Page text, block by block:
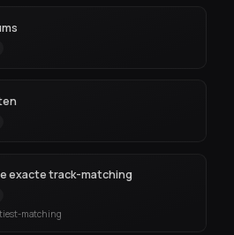
exacte track-matching
matching